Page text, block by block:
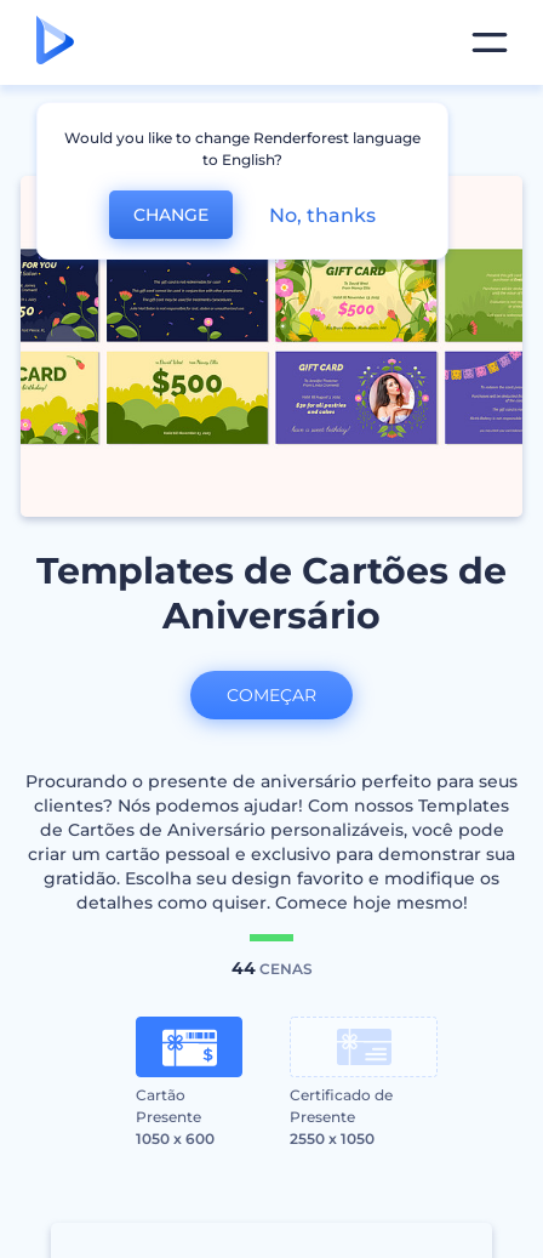
Templates de Cartões de
Aniversário
Procurando o presente de aniversário perfeito para seus
clientes? Nós podemos ajudar! Com nossos Templates
de Cartões de Aniversário personalizáveis, você pode
criar um cartão pessoal e exclusivo para demonstrar sua
gratidão. Escolha seu design favorito e modifique os
detalhes como quiser. Comece hoje mesmo!
44CENAS
Cartão
Presente
1050 x 600
Certificado de
Presente
2550 x 1050
COMEÇAR
Would you like to change Renderforest language
to English?
CHANGE No, thanks